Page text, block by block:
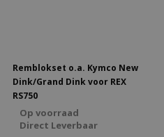
Remblokset o.a. Kymco New
Dink/Grand Dink voor REX
RS750
Op voorraad
Direct Leverbaar